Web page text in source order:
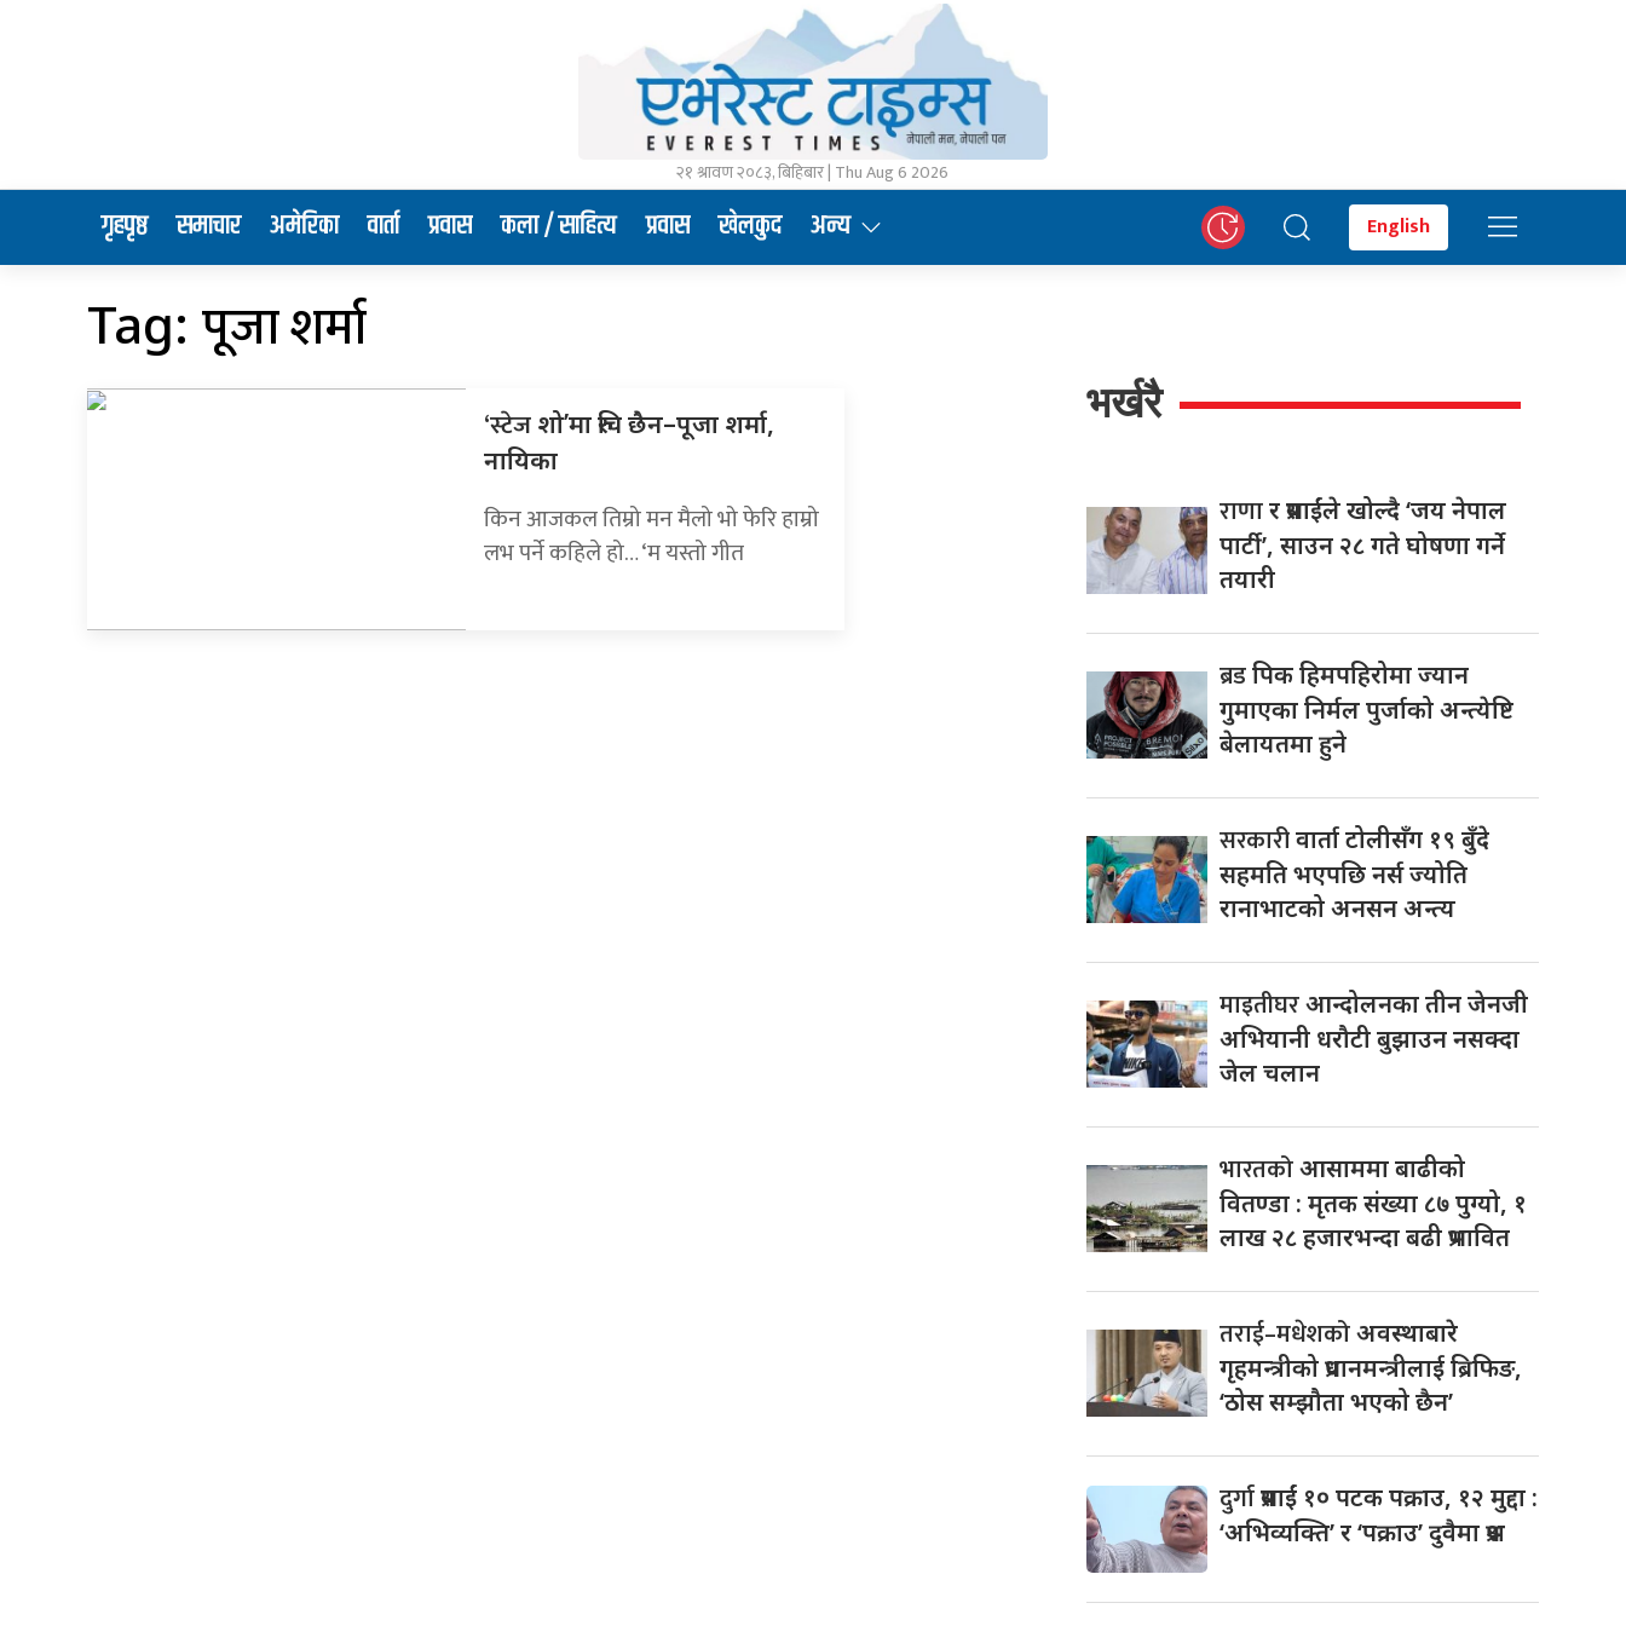
२१ श्रावण २०८३, बिहिबार | Thu Aug 6 2026
गृहपृष्ठ समाचार अमेरिका वार्ता प्रवास कला / साहित्य प्रवास खेलकुद अन्य English
Tag: पूजा शर्मा
‘स्टेज शो’मा रुचि छैन–पूजा शर्मा,
नायिका
किन आजकल तिम्रो मन मैलो भो फेरि हाम्रो
लभ पर्ने कहिले हो… ‘म यस्तो गीत
भर्खरै
राणार प्रसाईंले खोल्दै ‘जय नेपाल
पार्टी’, साउन २८ गते घोषणा गर्ने
तयारी
ब्रडपिक हिमपहिरोमा ज्यान
गुमाएका निर्मल पुर्जाको अन्त्येष्टि
बेलायतमा हुने
सरकारीवार्ता टोलीसँग १९ बुँदे
सहमति भएपछि नर्स ज्योति
रानाभाटको अनसन अन्त्य
माइतीघरआन्दोलनका तीन जेनजी
अभियानी धरौटी बुझाउन नसक्दा
जेल चलान
भारतकोआसाममा बाढीको
वितण्डा : मृतक संख्या ८७ पुग्यो, १
लाख २८ हजारभन्दा बढी प्रभावित
तराई–मधेशकोअवस्थाबारे
गृहमन्त्रीको प्रधानमन्त्रीलाई ब्रिफिङ,
‘ठोस सम्झौता भएको छैन’
दुर्गाप्रसाईं १० पटक पक्राउ, १२ मुद्दा :
‘अभिव्यक्ति’ र ‘पक्राउ’ दुवैमा प्रश्न